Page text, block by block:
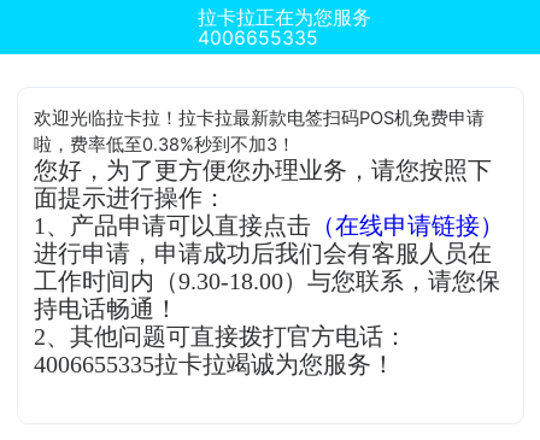
拉卡拉正在为您服务
4006655335
欢迎光临拉卡拉！拉卡拉最新款电签扫码POS机免费申请
啦，费率低至0.38%秒到不加3！
您好，为了更方便您办理业务，请您按照下
面提示进行操作：
1、产品申请可以直接点击 （在线申请链接）
进行申请，申请成功后我们会有客服人员在
工作时间内（9.30-18.00）与您联系，请您保
持电话畅通！
2、其他问题可直接拨打官方电话：
4006655335拉卡拉竭诚为您服务！